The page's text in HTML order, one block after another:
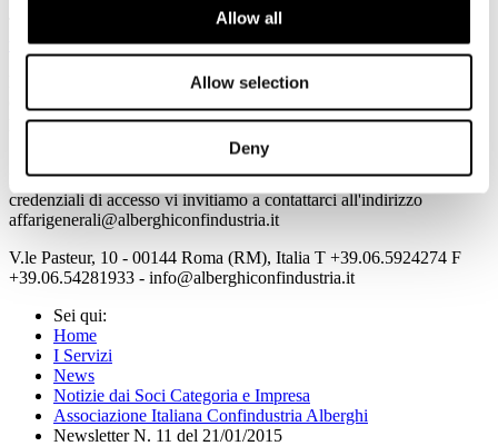
Allow all
Allow selection
Deny
Tutte le informazioni sono consultabili all'indirizzo
www.alberghiconfindustria.it
Per accedere in automatico alle informazioni della Newsletter
prima volta salvare Username e Password utilizzando il flag
Nel caso in cui non vi ricordate o non siete provvisti delle
credenziali di accesso vi invitiamo a contattarci all'indirizzo
affarigenerali@alberghiconfindustria.it
V.le Pasteur, 10 - 00144 Roma (RM), Italia T +39.06.5924274 F
+39.06.54281933 - info@alberghiconfindustria.it
Sei qui:
Home
I Servizi
News
Notizie dai Soci Categoria e Impresa
Associazione Italiana Confindustria Alberghi
Newsletter N. 11 del 21/01/2015